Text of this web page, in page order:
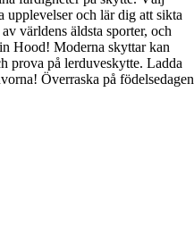
och lär dig att sikta
världens äldsta sporter, och
Hood! Moderna skyttar kan
prova på lerduveskytte. Ladda
Överraska på födelsedagen